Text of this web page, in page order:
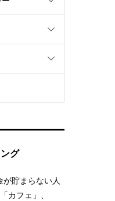
グ
が貯まらない人
カフェ」、